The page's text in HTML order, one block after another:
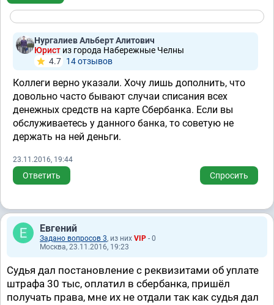
Нургалиев Альберт Алитович
Юрист из города Набережные Челны
4.7 14 отзывов
Коллеги верно указали. Хочу лишь дополнить, что
довольно часто бывают случаи списания всех
денежных средств на карте Сбербанка. Если вы
обслуживаетесь у данного банка, то советую не
держать на ней деньги.
23.11.2016, 19:44
Ответить Спросить
Евгений
Задано вопросов 3, из них VIP - 0
Москва, 23.11.2016, 19:23
Судья дал постановление с реквизитами об уплате
штрафа 30 тыс, оплатил в сбербанка, пришёл
получать права, мне их не отдали так как судья дал